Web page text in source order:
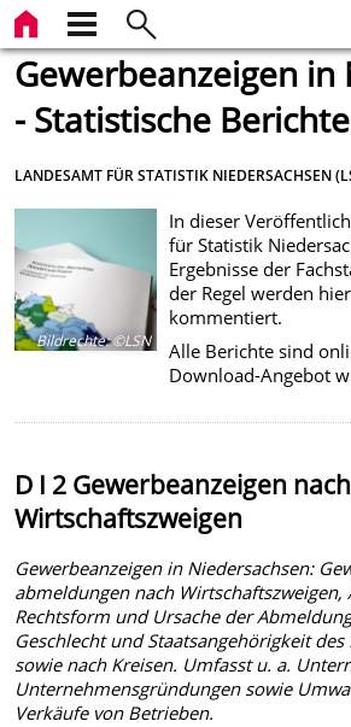
Gewerbeanzeigen in
- Statistische Berichte
LANDESAMT FÜR STATISTIK NIEDERSACHSEN
Bildrechte:©LSN
In dieser
für Statistik
Ergebnisse der
der Regel werden
kommentiert.
Alle Berichte sind
Download-Angebot
D I 2 Gewerbeanzeigen nach
Wirtschaftszweigen
Gewerbeanzeigen in Niedersachsen:
abmeldungen nach Wirtschaftszweigen,
Rechtsform und Ursache der
Geschlecht und Staatsangehörigkeit
sowie nach Kreisen. Umfasst u. a.
Unternehmensgründungen sowie
Verkäufe von Betrieben.